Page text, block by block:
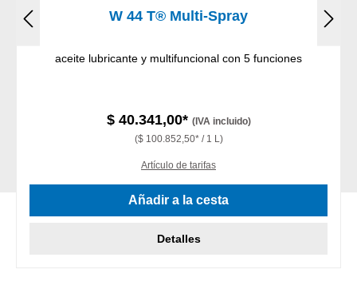
W 44 T® Multi-Spray
aceite lubricante y multifuncional con 5 funciones
$ 40.341,00* (IVA incluido)
($ 100.852,50* / 1 L)
Artículo de tarifas
Añadir a la cesta
Detalles